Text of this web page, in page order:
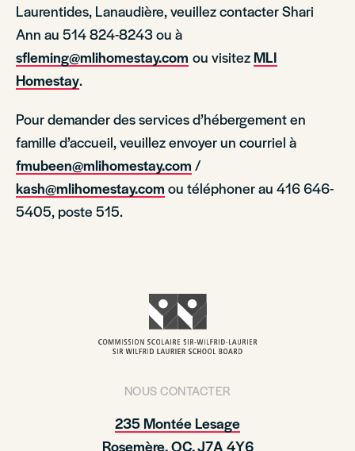
Laurentides, Lanaudière, veuillez contacter Shari
Ann au 514 824-8243 ou à
sfleming@mlihomestay.com ou visitez MLI
Homestay.
Pour demander des services d’hébergement en
famille d’accueil, veuillez envoyer un courriel à
fmubeen@mlihomestay.com /
kash@mlihomestay.com ou téléphoner au 416 646-
5405, poste 515.
NOUS CONTACTER
235 Montée Lesage
Rosemère, QC, J7A 4Y6